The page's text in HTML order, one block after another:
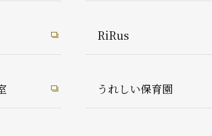
RiRus
うれしい保育園